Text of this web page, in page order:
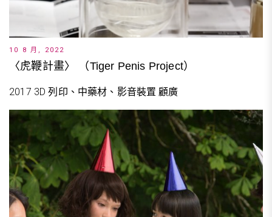
10 8 月, 2022
〈虎鞭計畫〉 （Tiger Penis Project）
2017 3D 列印、中藥材、影音裝置 顧廣